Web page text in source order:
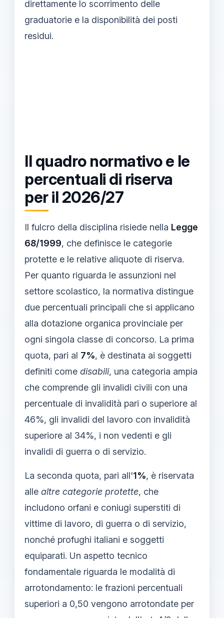
direttamente lo scorrimento delle
graduatorie e la disponibilità dei posti
residui.
Il quadro normativo e le
percentuali di riserva
per il 2026/27
Il fulcro della disciplina risiede nella Legge
68/1999, che definisce le categorie
protette e le relative aliquote di riserva.
Per quanto riguarda le assunzioni nel
settore scolastico, la normativa distingue
due percentuali principali che si applicano
alla dotazione organica provinciale per
ogni singola classe di concorso. La prima
quota, pari al 7%, è destinata ai soggetti
definiti come disabili, una categoria ampia
che comprende gli invalidi civili con una
percentuale di invalidità pari o superiore al
46%, gli invalidi del lavoro con invalidità
superiore al 34%, i non vedenti e gli
invalidi di guerra o di servizio.
La seconda quota, pari all'1%, è riservata
alle altre categorie protette, che
includono orfani e coniugi superstiti di
vittime di lavoro, di guerra o di servizio,
nonché profughi italiani e soggetti
equiparati. Un aspetto tecnico
fondamentale riguarda le modalità di
arrotondamento: le frazioni percentuali
superiori a 0,50 vengono arrotondate per